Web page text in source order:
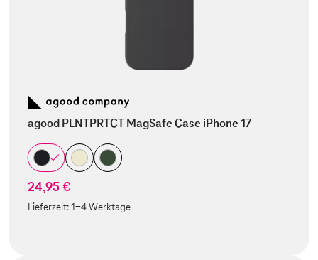
agood PLNTPRTCT MagSafe Case iPhone 17
24,95 €
Lieferzeit:1-4 Werktage